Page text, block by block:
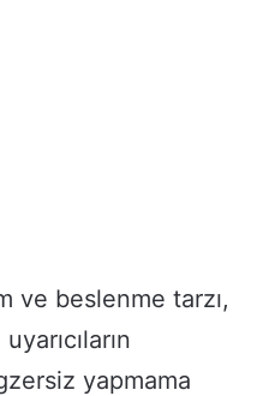
ve beslenme tarzı,
yapmama